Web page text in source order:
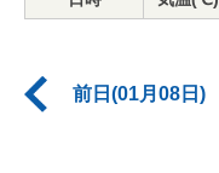
前日(01月08日)